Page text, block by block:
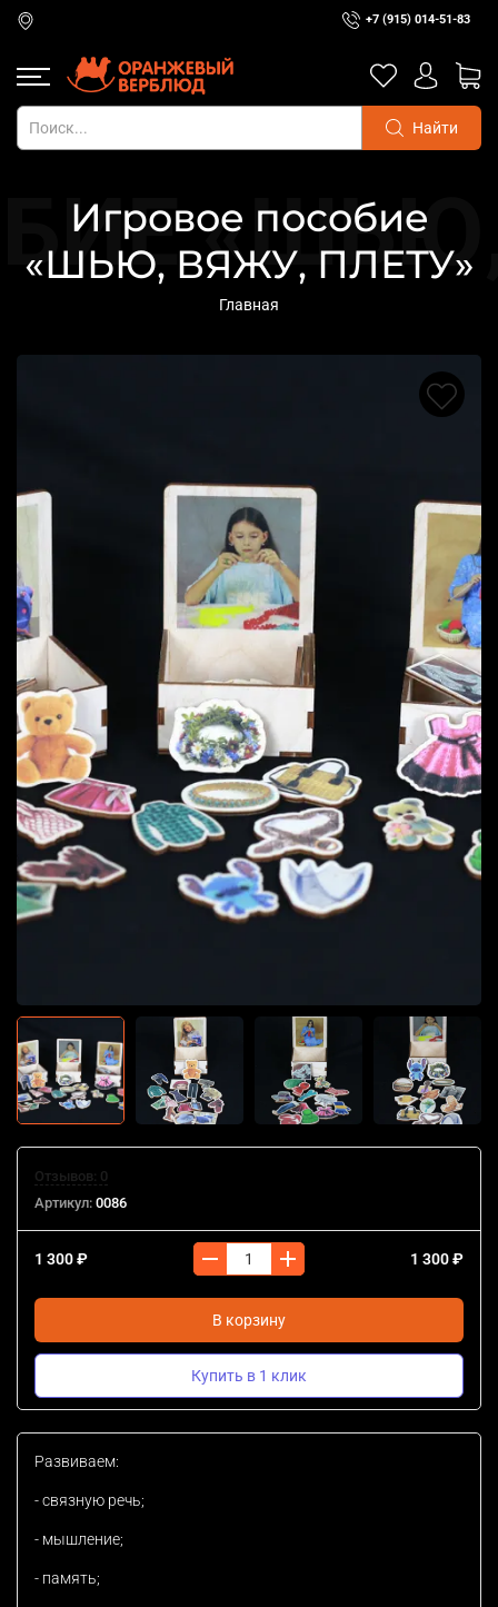
+7 (915) 014-51-83
Найти
Игровое пособие
«ШЬЮ, ВЯЖУ, ПЛЕТУ»
Главная
Отзывов: 0
Артикул: 0086
1 300 ₽ 1 300 ₽
В корзину
Купить в 1 клик
Развиваем:
- связную речь;
- мышление;
- память;